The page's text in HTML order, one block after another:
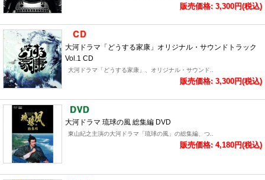
販売価格: 3,300円(税込)
大河ドラマ「どうする家康」オリジナル・サウンドトラック
Vol.1 CD
大河ドラマ「どうする家康」、オリジナル・サウンド..
販売価格: 3,300円(税込)
大河ドラマ 琉球の風 総集編 DVD
東山紀之主演の大河ドラマ「琉球の風」の総集編、つ..
販売価格: 4,180円(税込)